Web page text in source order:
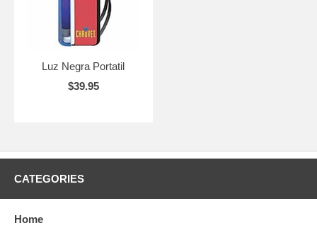
Luz Negra Portatil
$39.95
CATEGORIES
Home